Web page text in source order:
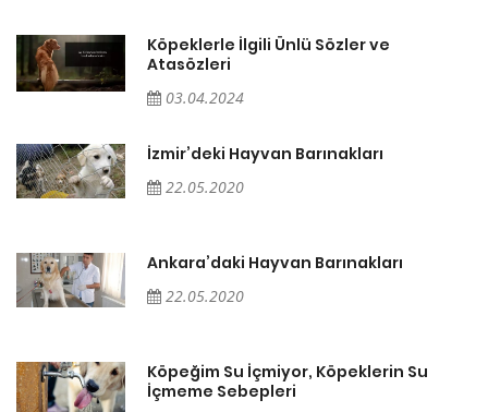
Köpeklerle İlgili Ünlü Sözler ve
Atasözleri
03.04.2024
İzmir’deki Hayvan Barınakları
22.05.2020
Ankara’daki Hayvan Barınakları
22.05.2020
Köpeğim Su İçmiyor, Köpeklerin Su
İçmeme Sebepleri